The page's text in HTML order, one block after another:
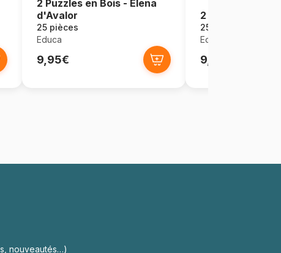
2 Puzzles en Bois - Elena
d'Avalor
25 pièces
Educa
9,95€
2 Puzzles en
25 pièces
Educa
9,95€
nouveautés…)